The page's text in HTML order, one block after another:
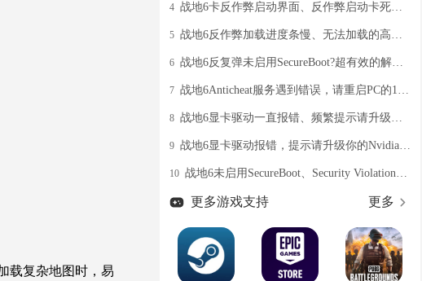
载复杂地图时，易
4 战地6卡反作弊启动界面、反作弊启动卡死的有效解决办法
5 战地6反作弊加载进度条慢、无法加载的高效解决教程
6 战地6反复弹未启用SecureBoot?超有效的解决办法奉上
7 战地6Anticheat服务遇到错误，请重启PC的100%有效解决办法
8 战地6显卡驱动一直报错、频繁提示请升级显卡驱动的解决办法
9 战地6显卡驱动报错，提示请升级你的Nvidia GeForce driver的有效解决办法
10 战地6未启用SecureBoot、Security Violation弹窗提醒？亲测有效解决办法分享
更多游戏支持 更多